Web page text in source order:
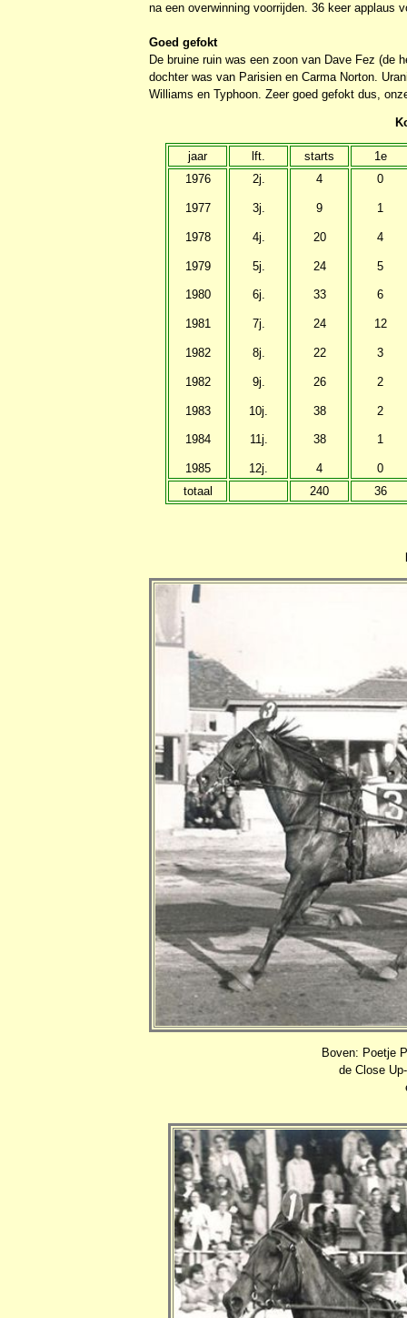
na een overwinning voorrijden. 36 keer applaus
Goed gefokt
De bruine ruin was een zoon van Dave Fez (de
dochter was van Parisien en Carma Norton.
Williams en Typhoon. Zeer goed gefokt dus,
jaar lft. starts
1e
1976
1977
1978
1979
1980
1981
1982
1982
1983
1984
1985
2j.
3j.
4j.
5j.
6j.
7j.
8j.
9j.
10j.
11j.
12j.
4
9
20
24
33
24
22
26
38
38
4
0
1
4
5
6
12
3
2
2
1
0
totaal
240 36
Boven: Poetje
de Close